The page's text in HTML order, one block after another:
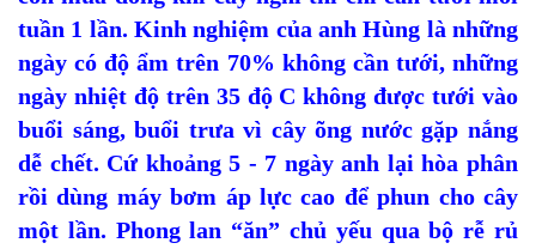
tuần 1 lần. Kinh nghiệm của anh Hùng là những
ngày có độ ẩm trên 70% không cần tưới, những
ngày nhiệt độ trên 35 độ C không được tưới vào
buổi sáng, buổi trưa vì cây õng nước gặp nắng
dễ chết. Cứ khoảng 5 - 7 ngày anh lại hòa phân
rồi dùng máy bơm áp lực cao để phun cho cây
một lần. Phong lan “ăn” chủ yếu qua bộ rễ rủ